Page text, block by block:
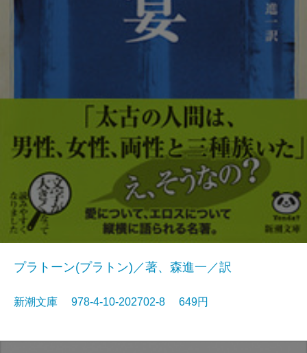
プラトーン(プラトン)／著、森進一／訳
新潮文庫 978-4-10-202702-8 649円